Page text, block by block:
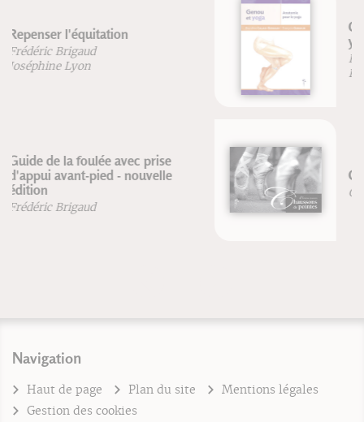
Genou & yoga - Anatomie pour le
Blandine Calais-Germain
Chaussons de pointes
Christine Jeannin
Navigation
Haut de page Plan du site
Mentions légales
Gestion des cookies